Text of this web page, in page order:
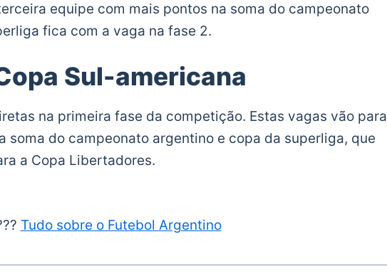
equipe com mais pontos na soma do campeonato
fica com a vaga na fase 2.
Sul-americana
na primeira fase da competição. Estas vagas vão para
soma do campeonato argentino e copa da superliga, que
a Copa Libertadores.
Tudo sobre o Futebol Argentino